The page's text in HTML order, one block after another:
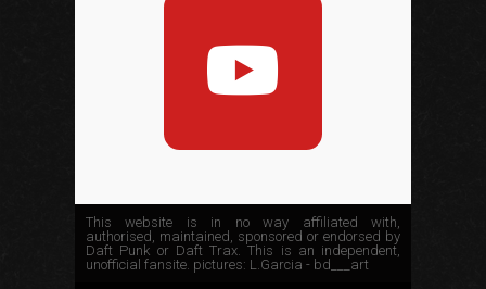
This website is in no way affiliated with,
authorised, maintained, sponsored or endorsed by
Daft Punk or Daft Trax. This is an independent,
unofficial fansite. pictures: L.Garcia - bd___art